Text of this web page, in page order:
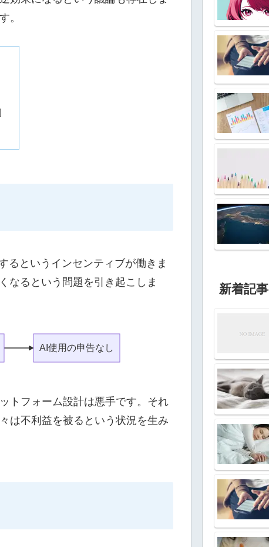
。
るというインセンティブが働きま
なるという問題を引き起こしま
AI使用の申告なし
トフォーム設計は悪手です。それ
は不利益を被るという状況を生み
新着記事